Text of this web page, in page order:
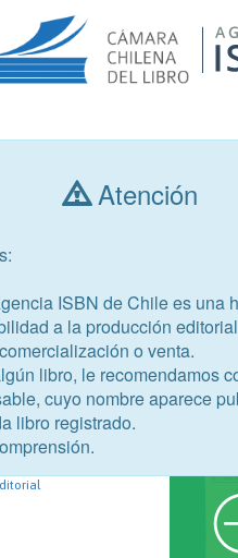
Consultar librosAtención
ISBN de Chile es una
a la producción
o venta.
libro, le recomendamos
cuyo nombre aparece
libro registrado.